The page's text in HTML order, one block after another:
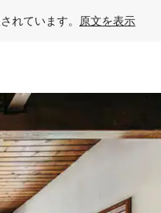
れています。 原文を表示